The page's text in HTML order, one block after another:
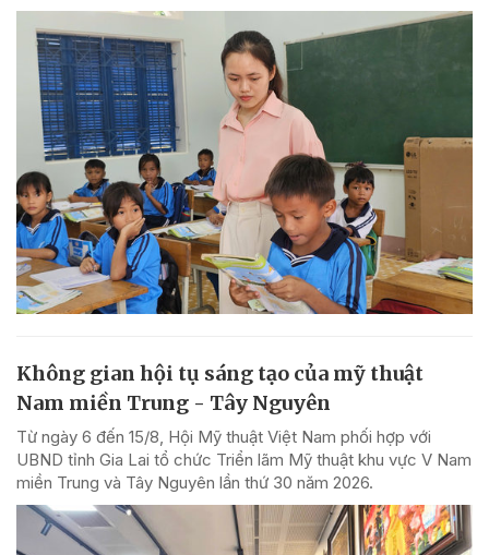
Không gian hội tụ sáng tạo của mỹ thuật
Nam miền Trung - Tây Nguyên
Từ ngày 6 đến 15/8, Hội Mỹ thuật Việt Nam phối hợp với
UBND tỉnh Gia Lai tổ chức Triển lãm Mỹ thuật khu vực V Nam
miền Trung và Tây Nguyên lần thứ 30 năm 2026.